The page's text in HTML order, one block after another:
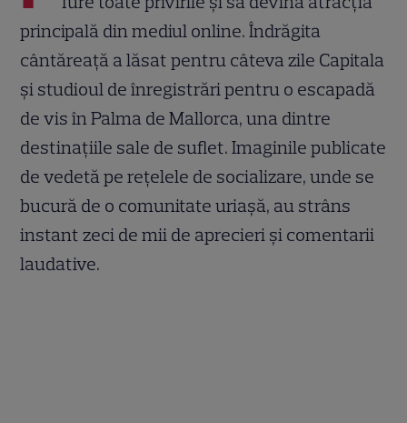
principală din mediul online. Îndrăgita
cântăreață a lăsat pentru câteva zile Capitala
și studioul de înregistrări pentru o escapadă
de vis în Palma de Mallorca, una dintre
destinațiile sale de suflet. Imaginile publicate
de vedetă pe rețelele de socializare, unde se
bucură de o comunitate uriașă, au strâns
instant zeci de mii de aprecieri și comentarii
laudative.